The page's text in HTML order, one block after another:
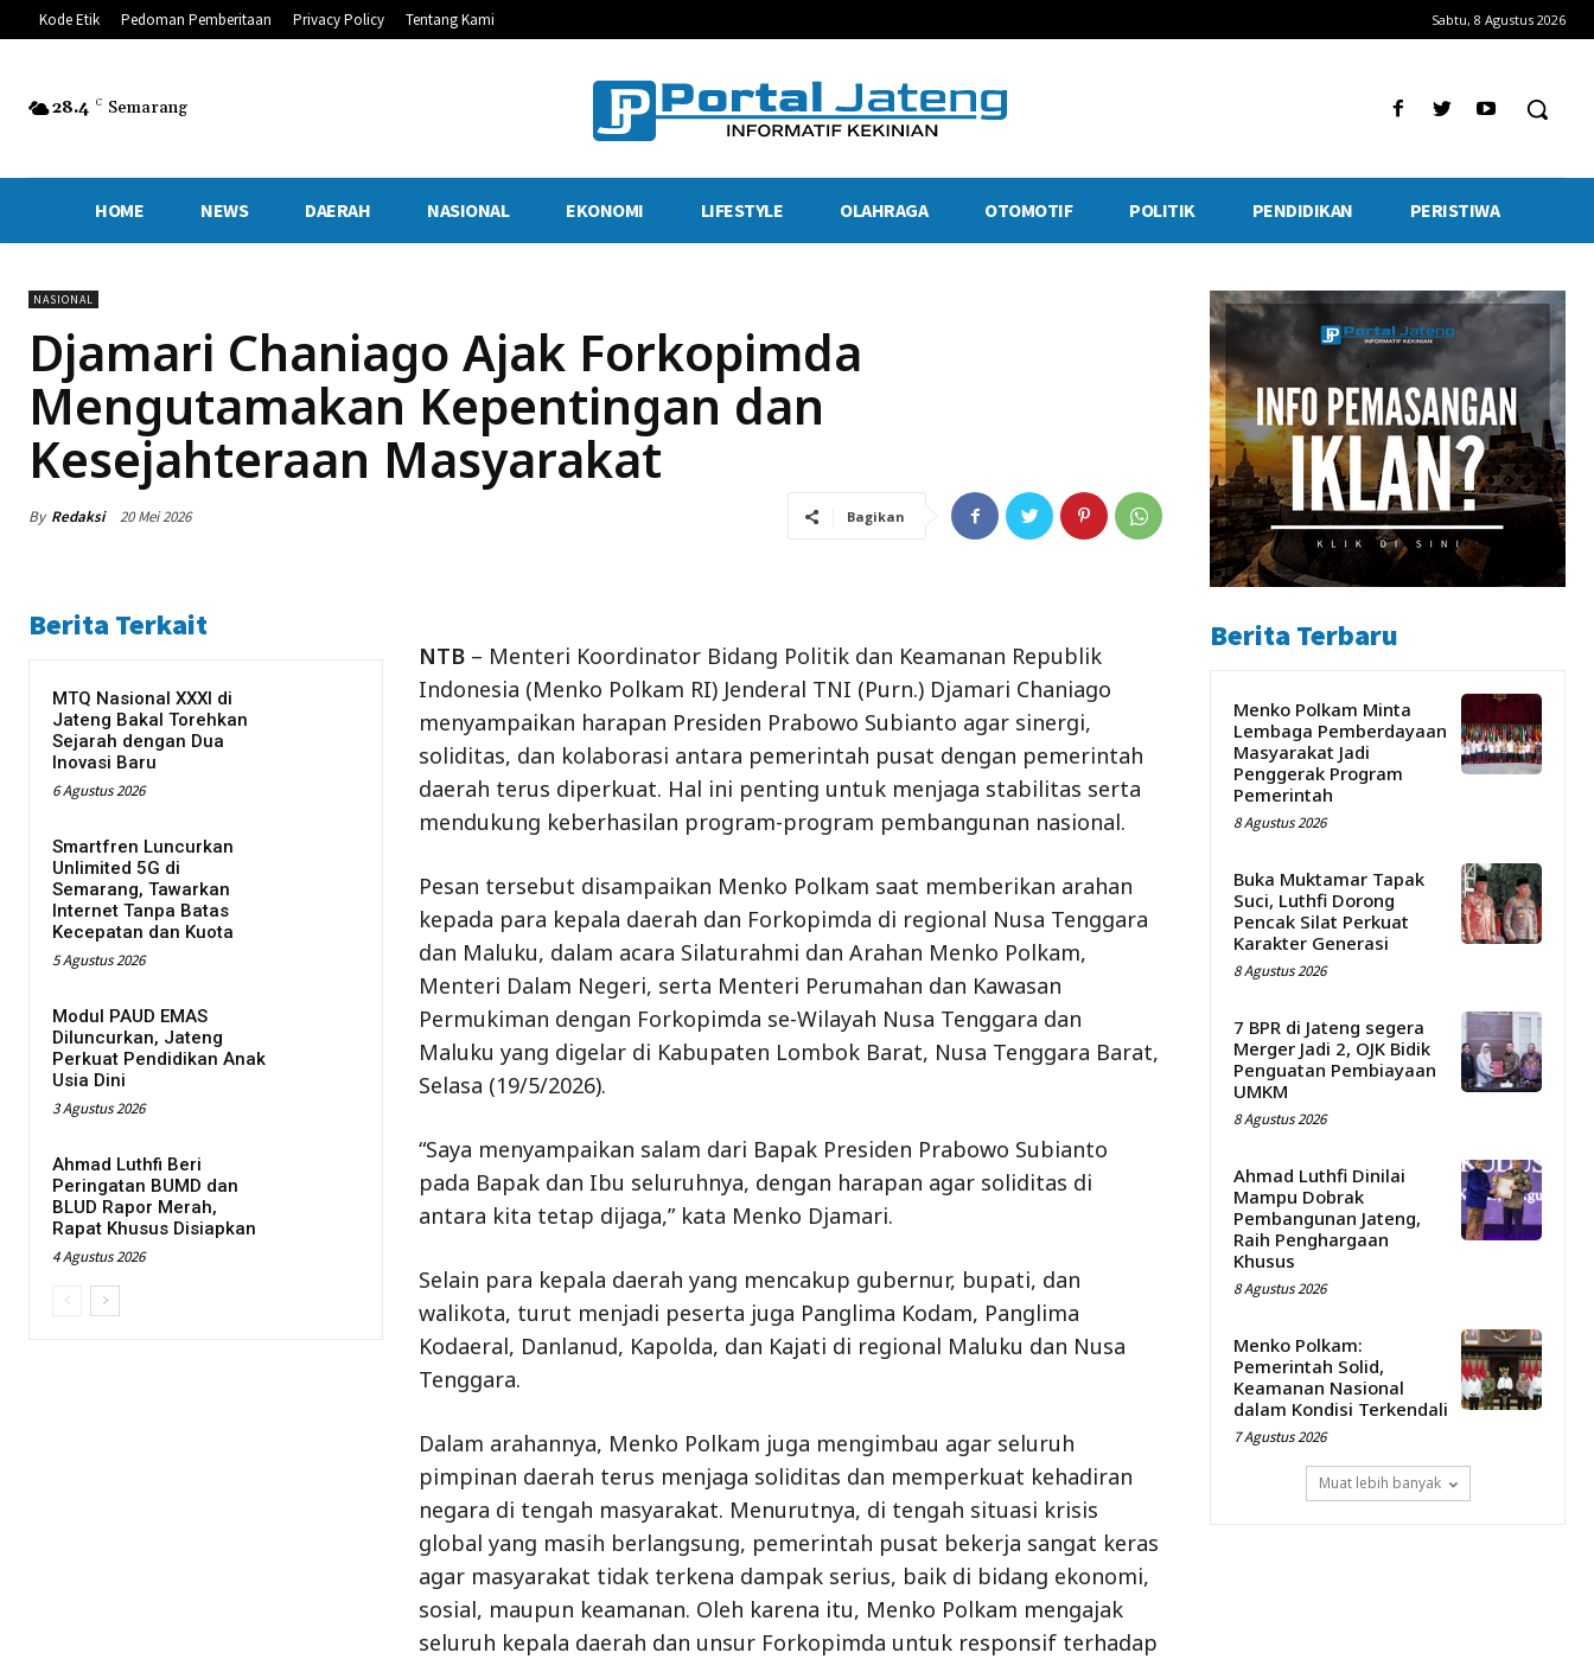
Kode Etik Pedoman Pemberitaan Privacy Policy Tentang Kami Sabtu, 8 Agustus 2026
28.4 C Semarang
HOME NEWS DAERAH NASIONAL EKONOMI LIFESTYLE OLAHRAGA OTOMOTIF POLITIK PENDIDIKAN PERISTIWA
NASIONAL
Djamari Chaniago Ajak Forkopimda
Mengutamakan Kepentingan dan
Kesejahteraan Masyarakat
By Redaksi 20 Mei 2026 Bagikan
Berita Terkait
MTQ Nasional XXXI di
Jateng Bakal Torehkan
Sejarah dengan Dua
Inovasi Baru
6 Agustus 2026
Smartfren Luncurkan
Unlimited 5G di
Semarang, Tawarkan
Internet Tanpa Batas
Kecepatan dan Kuota
5 Agustus 2026
Modul PAUD EMAS
Diluncurkan, Jateng
Perkuat Pendidikan Anak
Usia Dini
3 Agustus 2026
Ahmad Luthfi Beri
Peringatan BUMD dan
BLUD Rapor Merah,
Rapat Khusus Disiapkan
4 Agustus 2026
NTB– Menteri Koordinator Bidang Politik dan Keamanan Republik
Indonesia (Menko Polkam RI) Jenderal TNI (Purn.) Djamari Chaniago
menyampaikan harapan Presiden Prabowo Subianto agar sinergi,
soliditas, dan kolaborasi antara pemerintah pusat dengan pemerintah
daerah terus diperkuat. Hal ini penting untuk menjaga stabilitas serta
mendukung keberhasilan program-program pembangunan nasional.
Pesan tersebut disampaikan Menko Polkam saat memberikan arahan
kepada para kepala daerah dan Forkopimda di regional Nusa Tenggara
dan Maluku, dalam acara Silaturahmi dan Arahan Menko Polkam,
Menteri Dalam Negeri, serta Menteri Perumahan dan Kawasan
Permukiman dengan Forkopimda se-Wilayah Nusa Tenggara dan
Maluku yang digelar di Kabupaten Lombok Barat, Nusa Tenggara Barat,
Selasa (19/5/2026).
“Saya menyampaikan salam dari Bapak Presiden Prabowo Subianto
pada Bapak dan Ibu seluruhnya, dengan harapan agar soliditas di
antara kita tetap dijaga,” kata Menko Djamari.
Selain para kepala daerah yang mencakup gubernur, bupati, dan
walikota, turut menjadi peserta juga Panglima Kodam, Panglima
Kodaeral, Danlanud, Kapolda, dan Kajati di regional Maluku dan Nusa
Tenggara.
Dalam arahannya, Menko Polkam juga mengimbau agar seluruh
pimpinan daerah terus menjaga soliditas dan memperkuat kehadiran
negara di tengah masyarakat. Menurutnya, di tengah situasi krisis
global yang masih berlangsung, pemerintah pusat bekerja sangat keras
agar masyarakat tidak terkena dampak serius, baik di bidang ekonomi,
sosial, maupun keamanan. Oleh karena itu, Menko Polkam mengajak
seluruh kepala daerah dan unsur Forkopimda untuk responsif terhadap
Berita Terbaru
Menko Polkam Minta
Lembaga Pemberdayaan
Masyarakat Jadi
Penggerak Program
Pemerintah
8 Agustus 2026
Buka Muktamar Tapak
Suci, Luthfi Dorong
Pencak Silat Perkuat
Karakter Generasi
8 Agustus 2026
7 BPR di Jateng segera
Merger Jadi 2, OJK Bidik
Penguatan Pembiayaan
UMKM
8 Agustus 2026
Ahmad Luthfi Dinilai
Mampu Dobrak
Pembangunan Jateng,
Raih Penghargaan
Khusus
8 Agustus 2026
Menko Polkam:
Pemerintah Solid,
Keamanan Nasional
dalam Kondisi Terkendali
7 Agustus 2026
Muat lebih banyak